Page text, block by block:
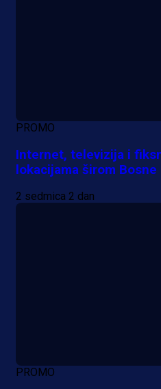
PROMO
Internet, televizija i
lokacijama širom
2 sedmica 2 dan
PROMO